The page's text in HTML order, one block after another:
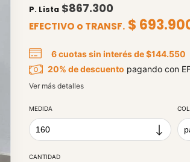
P. Lista $867.300
EFECTIVO o TRANSF. $
6cuotas sin interés de$144.550
20% de descuento pagando con
Ver más detalles
MEDIDA
CANTIDAD